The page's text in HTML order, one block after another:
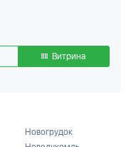
Витрина
Новогрудок